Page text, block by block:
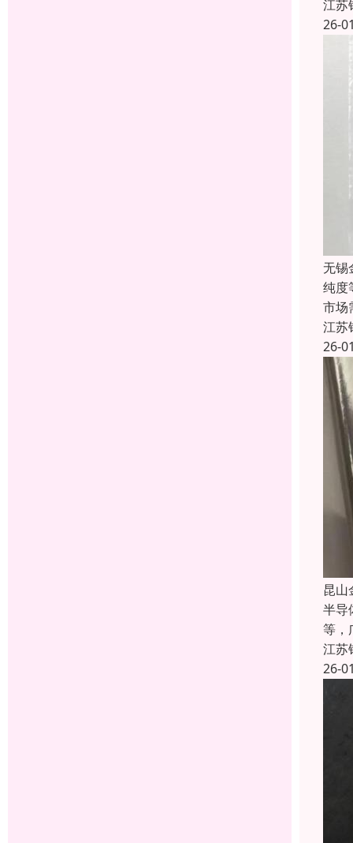
江苏
26-
无锡
纯度
市场
江苏
26-
昆山
半导
等，
江苏
26-